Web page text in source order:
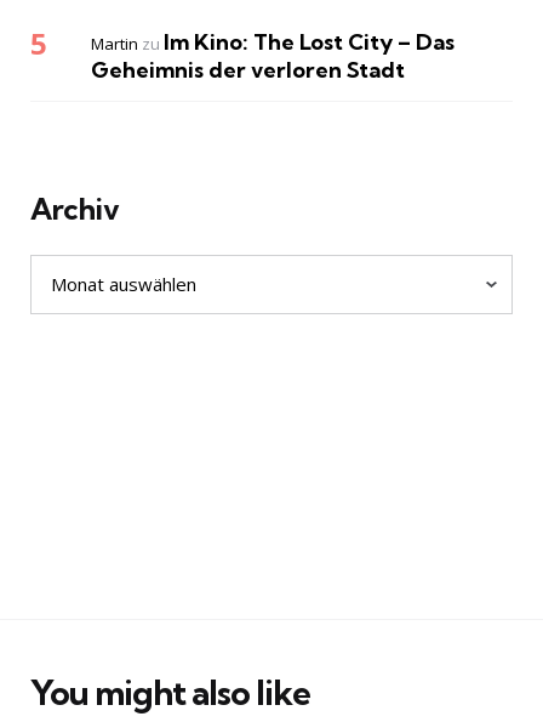
Martin zu Im Kino: The Lost City – Das
Geheimnis der verloren Stadt
Archiv
Archiv
You might also like